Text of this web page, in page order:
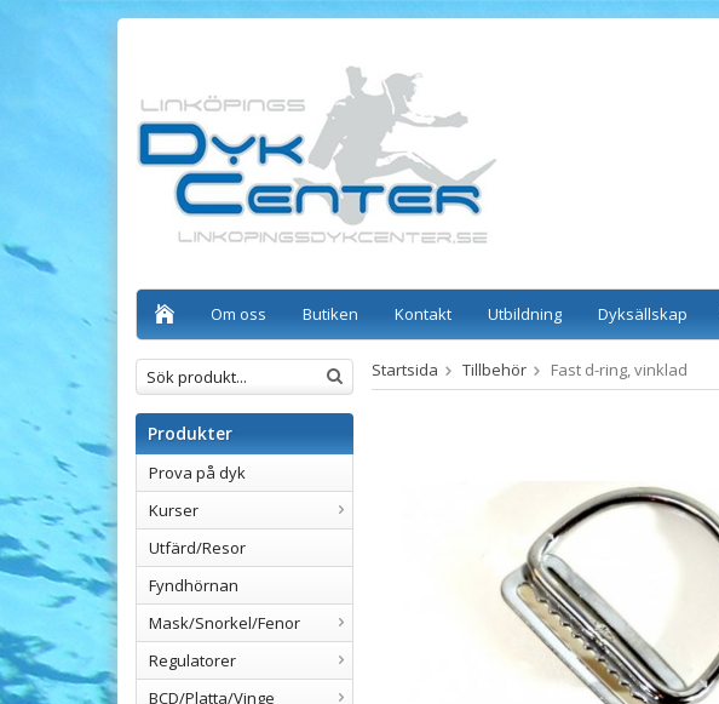
Om oss Butiken Kontakt Utbildning Dyksällskap
Produkter
Prova på dyk
Kurser
Utfärd/Resor
Fyndhörnan
Mask/Snorkel/Fenor
Regulatorer
BCD/Platta/Vinge
Startsida Tillbehör Fast d-ring, vinklad